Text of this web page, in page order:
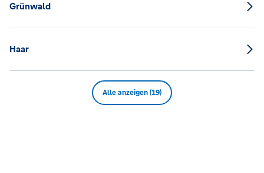
Grünwald
Haar
Alle anzeigen (19)